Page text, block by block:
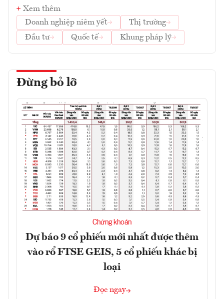
Xem thêm
Doanh nghiệp niêm yết
Thị trường
Đầu tư
Quốc tế Khung pháp lý
Đừng bỏ lỡ
Chứng khoán
Dự báo 9 cổ phiếu mới nhất được thêm
vào rổ FTSE GEIS, 5 cổ phiếu khác bị
loại
Đọc ngay